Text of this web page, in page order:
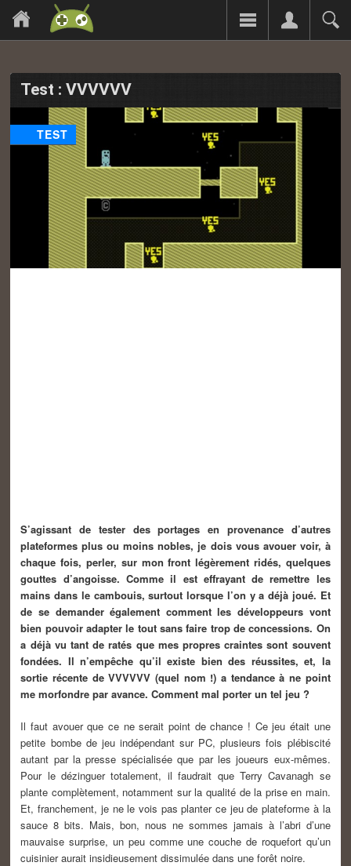
Test : VVVVVV
TEST
S’agissant de tester des portages en provenance d’autres
plateformes plus ou moins nobles, je dois vous avouer voir, à
chaque fois, perler, sur mon front légèrement ridés, quelques
gouttes d’angoisse. Comme il est effrayant de remettre les
mains dans le cambouis, surtout lorsque l’on y a déjà joué. Et
de se demander également comment les développeurs vont
bien pouvoir adapter le tout sans faire trop de concessions. On
a déjà vu tant de ratés que mes propres craintes sont souvent
fondées. Il n’empêche qu’il existe bien des réussites, et, la
sortie récente de VVVVVV (quel nom !) a tendance à ne point
me morfondre par avance. Comment mal porter un tel jeu ?
Il faut avouer que ce ne serait point de chance ! Ce jeu était une
petite bombe de jeu indépendant sur PC, plusieurs fois plébiscité
autant par la presse spécialisée que par les joueurs eux-mêmes.
Pour le dézinguer totalement, il faudrait que Terry Cavanagh se
plante complètement, notamment sur la qualité de la prise en main.
Et, franchement, je ne le vois pas planter ce jeu de plateforme à la
sauce 8 bits. Mais, bon, nous ne sommes jamais à l’abri d’une
mauvaise surprise, un peu comme une couche de roquefort qu’un
cuisinier aurait insidieusement dissimulée dans une forêt noire.